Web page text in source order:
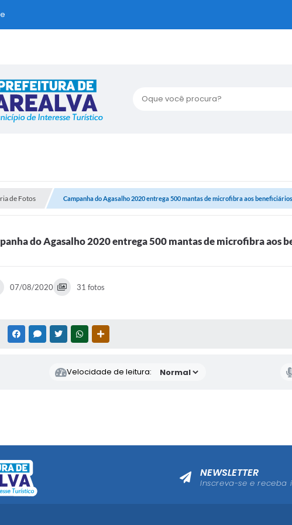
Oque você procura?
de Fotos Campanha do Agasalho 2020 entrega 500 mantas de microfibra aos
do Agasalho 2020 entrega 500 mantas de microfibra aos
07/08/2020 31 fotos
FACEBOOKMESSENGER
TWITTERWHATSAPP
Velocidade de leitura:
NEWSLETTER
Inscreva-se e receba